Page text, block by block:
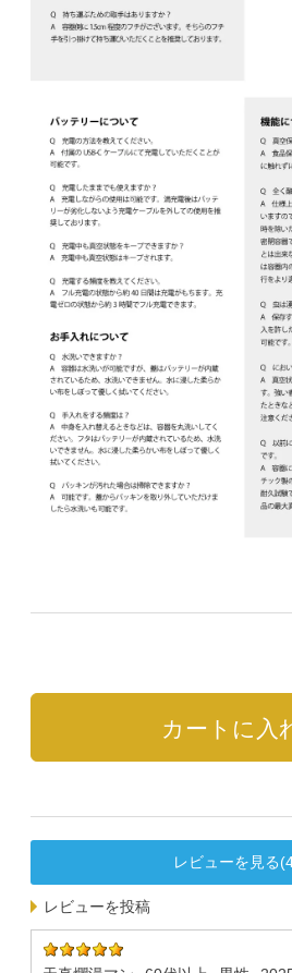
レビューを見る
レビューを投稿